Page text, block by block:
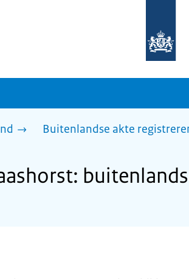
homepage
Buitenlandse akte